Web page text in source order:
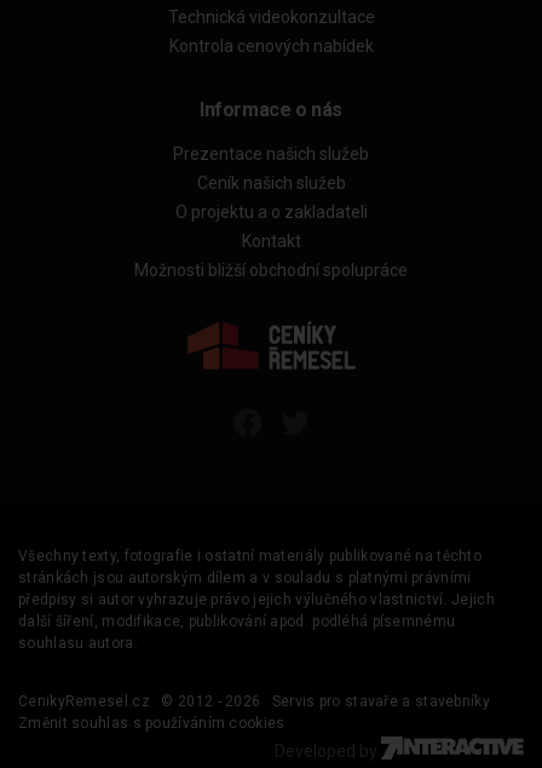
Technická videokonzultace
Kontrola cenových nabídek
Informace o nás
Prezentace našich služeb
Ceník našich služeb
O projektu a o zakladateli
Kontakt
Možnosti bližší obchodní spolupráce
Všechny texty, fotografie i ostatní materiály publikované na těchto
stránkách jsou autorským dílem a v souladu s platnými právními
předpisy si autor vyhrazuje právo jejich výlučného vlastnictví. Jejich
další šíření, modifikace, publikování apod. podléhá písemnému
souhlasu autora.
CenikyRemesel.cz © 2012 - 2026
Servis pro stavaře a stavebníky
Změnit souhlas s používáním cookies
Developed by